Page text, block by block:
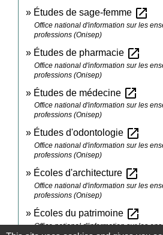
Études de sage-femme open_in_new
Office national d'information sur les
professions (Onisep)
Études de pharmacie open_in_new
Office national d'information sur les
professions (Onisep)
Études de médecine open_in_new
Office national d'information sur les
professions (Onisep)
Études d'odontologie open_in_new
Office national d'information sur les
professions (Onisep)
Écoles d'architecture open_in_new
Office national d'information sur les
professions (Onisep)
Écoles du patrimoine open_in_new
Office national d'information sur les